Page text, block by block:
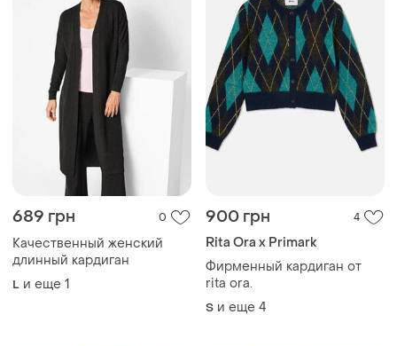
689 грн 0
Качественный женский
длинный кардиган
L и еще 1
900 грн 4
Rita Ora x Primark
Фирменный кардиган от
rita ora.
S и еще 4